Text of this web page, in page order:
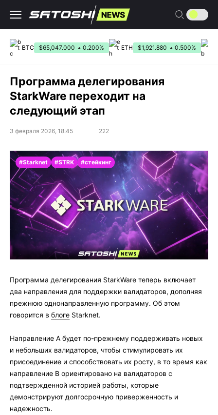
содержанию
BTC $65,047.000 0.200% ETH $1,921.880 0.500%
Программа делегирования
StarkWare переходит на
следующий этап
3 февраля 2026, 18:45 222
#Starknet #STRK #стейкинг
Программа делегирования StarkWare теперь включает
два направления для поддержки валидаторов, дополняя
прежнюю однонаправленную программу. Об этом
говорится в блоге Starknet.
Направление A будет по-прежнему поддерживать новых
и небольших валидаторов, чтобы стимулировать их
присоединение и способствовать их росту, в то время как
направление B ориентировано на валидаторов с
подтвержденной историей работы, которые
демонстрируют долгосрочную приверженность и
надежность.